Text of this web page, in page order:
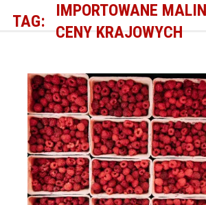
TAG:
IMPORTOWANE
CENY KRAJOWYCH